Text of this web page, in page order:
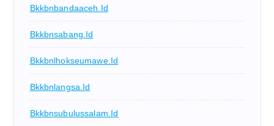
Bkkbnbandaaceh.id
Bkkbnsabang.id
Bkkbnlhokseumawe.id
Bkkbnlangsa.id
Bkkbnsubulussalam.id